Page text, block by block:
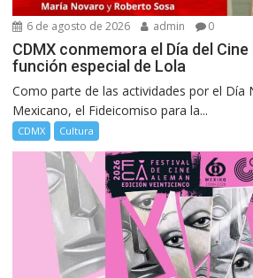
6 de agosto de 2026 admin 0
CDMX conmemora el Día del
función especial de Lola
Como parte de las actividades por el Día
Mexicano, el Fideicomiso para la...
CDMX Cultura